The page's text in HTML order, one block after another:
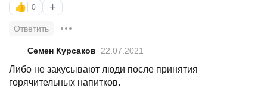
👍 0 +
Ответить
Семен Курсаков 22.07.2021
Либо не закусывают люди после принятия
горячительных напитков.